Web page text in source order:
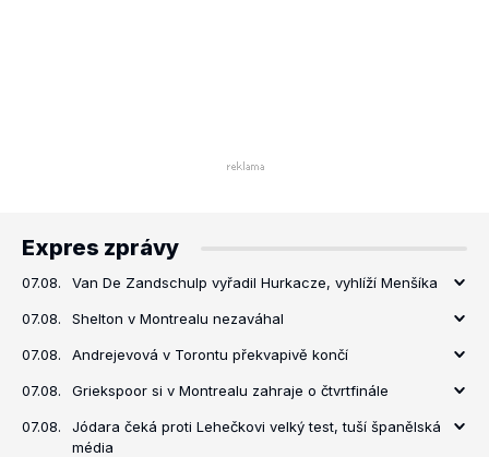
Expres zprávy
07.08. Van De Zandschulp vyřadil Hurkacze, vyhlíží Menšíka
07.08. Shelton v Montrealu nezaváhal
07.08. Andrejevová v Torontu překvapivě končí
07.08. Griekspoor si v Montrealu zahraje o čtvrtfinále
07.08.
Jódara čeká proti Lehečkovi velký test, tuší španělská
média